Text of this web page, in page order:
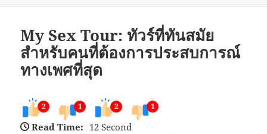
My Sex Tour: ทัวร์ที่ทันสมัย
สำหรับคนที่ต้องการประสบการณ์
ทางเพศที่สุด
2 1 2 1
Read Time: 12 Second